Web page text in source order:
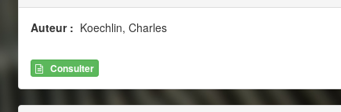
Auteur : Koechlin, Charles
Consulter